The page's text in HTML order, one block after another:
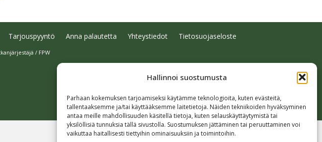
Hallinnoi suostumusta
Parhaan kokemuksen tarjoamiseksi käytämme teknologioita, kuten evästeitä,
tallentaaksemme ja/tai käyttääksemme laitetietoja. Näiden tekniikoiden hyväksyminen
antaa meille mahdollisuuden käsitellä tietoja, kuten selauskäyttäytymistä tai
yksilöllisiä tunnuksia tällä sivustolla. Suostumuksen jättäminen tai peruuttaminen voi
vaikuttaa haitallisesti tiettyihin ominaisuuksiin ja toimintoihin.
Tarjouspyyntö Anna palautetta Yhteystiedot Tietosuojaseloste
/ FPW